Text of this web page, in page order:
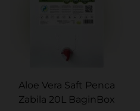
Aloe Vera Saft Penca
Zabila 20L BaginBox